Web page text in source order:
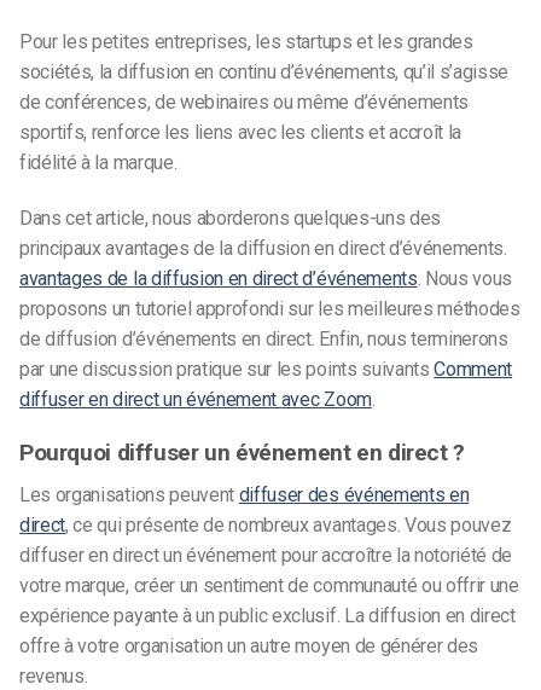
Pour les petites entreprises, les startups et les grandes
sociétés, la diffusion en continu d’événements, qu’il s’agisse
de conférences, de webinaires ou même d’événements
sportifs, renforce les liens avec les clients et accroît la
fidélité à la marque.
Dans cet article, nous aborderons quelques-uns des
principaux avantages de la diffusion en direct d’événements.
avantages de la diffusion en direct d’événements . Nous vous
proposons un tutoriel approfondi sur les meilleures méthodes
de diffusion d’événements en direct. Enfin, nous terminerons
par une discussion pratique sur les points suivantsComment
diffuser en direct un événement avec Zoom.
Pourquoi diffuser un événement en direct ?
Les organisations peuvent diffuser des événements en
direct, ce qui présente de nombreux avantages. Vous pouvez
diffuser en direct un événement pour accroître la notoriété de
votre marque, créer un sentiment de communauté ou offrir une
expérience payante à un public exclusif. La diffusion en direct
offre à votre organisation un autre moyen de générer des
revenus.